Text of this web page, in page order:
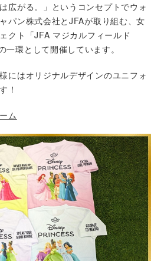
広がる。」というコンセプトでウォ
パン株式会社とJFAが取り組む、女
クト「JFA マジカルフィールド
環として開催しています。
にはオリジナルデザインのユニフォ
！
ム